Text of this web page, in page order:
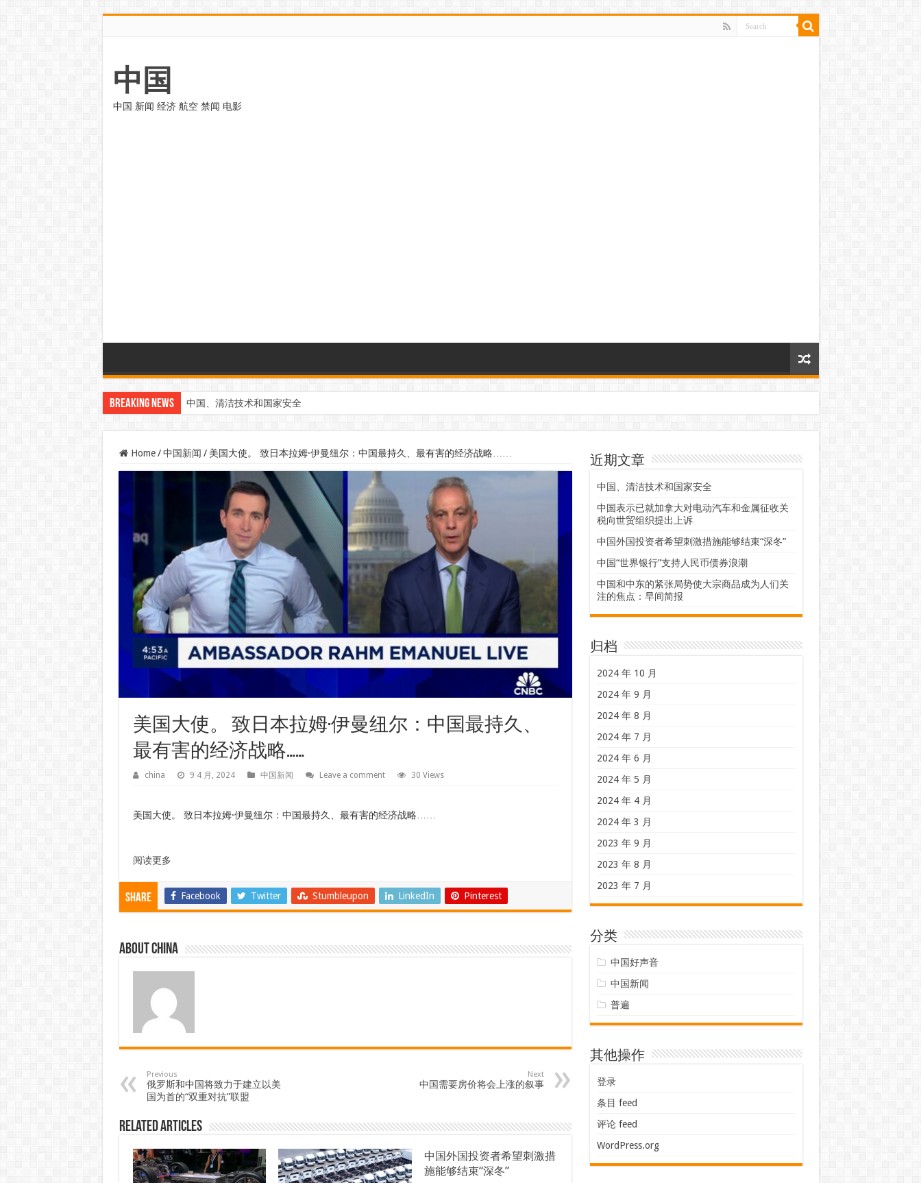
中国
中国 新闻 经济 航空 禁闻 电影
Breaking News 中国、清洁技术和国家安全
Home / 中国新闻 / 美国大使。 致日本拉姆·伊曼纽尔：中国最持久、最有害的经济战略……
美国大使。 致日本拉姆·伊曼纽尔：中国最持久、
最有害的经济战略……
china 9 4 月, 2024 中国新闻 Leave a comment 30 Views
美国大使。 致日本拉姆·伊曼纽尔：中国最持久、最有害的经济战略……
阅读更多
Share Facebook Twitter Stumbleupon LinkedIn Pinterest
About china
Previous
俄罗斯和中国将致力于建立以美
国为首的“双重对抗”联盟
Next
中国需要房价将会上涨的叙事
Related Articles
中国外国投资者希望刺激措
施能够结束“深冬”
近期文章
中国、清洁技术和国家安全
中国表示已就加拿大对电动汽车和金属征收关
税向世贸组织提出上诉
中国外国投资者希望刺激措施能够结束“深冬”
中国“世界银行”支持人民币债券浪潮
中国和中东的紧张局势使大宗商品成为人们关
注的焦点：早间简报
归档
2024 年 10 月
2024 年 9 月
2024 年 8 月
2024 年 7 月
2024 年 6 月
2024 年 5 月
2024 年 4 月
2024 年 3 月
2023 年 9 月
2023 年 8 月
2023 年 7 月
分类
中国好声音
中国新闻
普遍
其他操作
登录
条目 feed
评论 feed
WordPress.org